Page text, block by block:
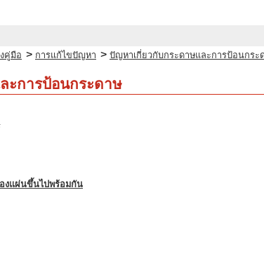
คู่มือ > การแก้ไขปัญหา > ปัญหาเกี่ยวกับกระดาษและการป้อนกระ
ะการป้อนกระดาษ
งแผ่นขึ้นไปพร้อมกัน